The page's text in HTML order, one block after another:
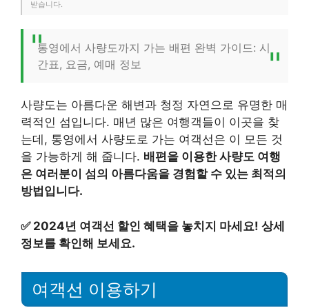
받습니다.
통영에서 사량도까지 가는 배편 완벽 가이드: 시
간표, 요금, 예매 정보
사량도는 아름다운 해변과 청정 자연으로 유명한 매
력적인 섬입니다. 매년 많은 여행객들이 이곳을 찾
는데, 통영에서 사량도로 가는 여객선은 이 모든 것
을 가능하게 해 줍니다. 배편을 이용한 사량도 여행
은 여러분이 섬의 아름다움을 경험할 수 있는 최적의
방법입니다.
✅ 2024년 여객선 할인 혜택을 놓치지 마세요! 상세
정보를 확인해 보세요.
여객선 이용하기